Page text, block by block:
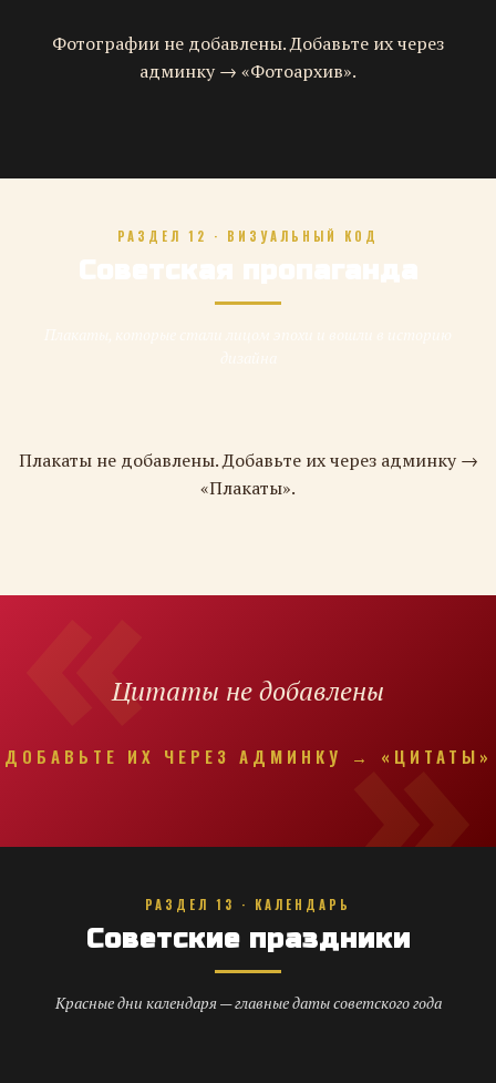
Фотографии не добавлены. Добавьте их через
админку → «Фотоархив».
РАЗДЕЛ 12 · ВИЗУАЛЬНЫЙ КОД
Советская пропаганда
Плакаты не добавлены. Добавьте их через админку →
«Плакаты».
Цитаты не добавлены
ДОБАВЬТЕ ИХ ЧЕРЕЗ АДМИНКУ → «ЦИТАТЫ»
РАЗДЕЛ 13 · КАЛЕНДАРЬ
Советские праздники
Красные дни календаря — главные даты советского года